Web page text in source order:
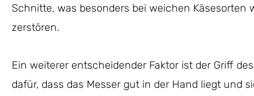
Schnitte, was besonders bei weichen
zerstören.
Ein weiterer entscheidender Faktor ist der Griff
dafür, dass das Messer gut in der Hand liegt und